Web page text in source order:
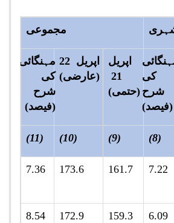
مجموعی
کی
شرح
(فیصد)
اپریل
(حتمی)
اپریل 22
(عارضی)
مہنگائی
کی
شرح
(فیصد)
(8)
(9)
(10)
(11)
7.22
161.7
173.6
7.36
6.09
159.3
172.9
8.54